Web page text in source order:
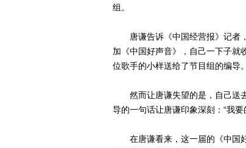
组。
唐谦告诉《中国经营报》记者，
加《中国好声音》，自己一下子就
位歌手的小样送给了节目组的编导。
然而让唐谦失望的是，自己送去
导的一句话让唐谦印象深刻：“我要
在唐谦看来，这一届的《中国好